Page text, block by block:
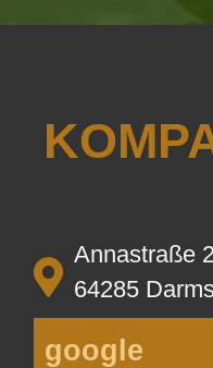
Annastraße
64285
google